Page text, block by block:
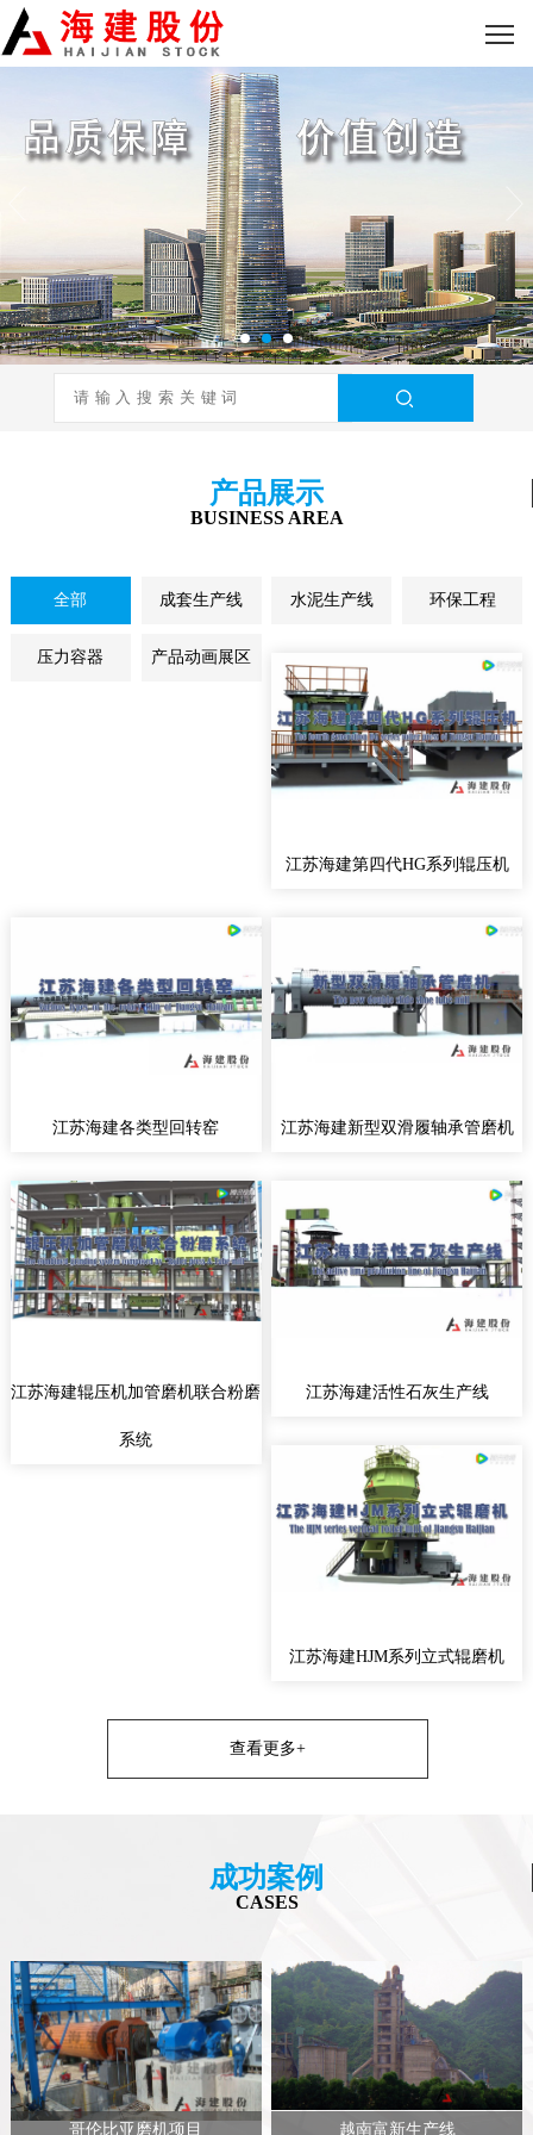
产品展示
BUSINESS AREA
全部 成套生产线 水泥生产线 环保工程
压力容器 产品动画展区
江苏海建第四代HG系列辊压机
江苏海建各类型回转窑 江苏海建新型双滑履轴承管磨机
江苏海建辊压机加管磨机联合粉磨
系统
江苏海建活性石灰生产线
江苏海建HJM系列立式辊磨机
查看更多+
成功案例
CASES
哥伦比亚磨机项目 越南富新生产线